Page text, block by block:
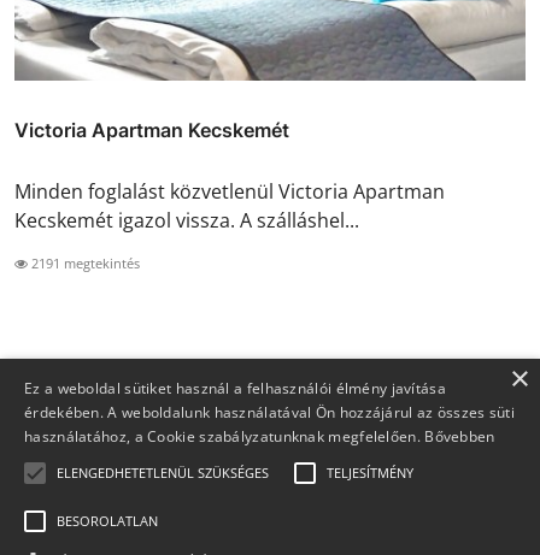
Victoria Apartman Kecskemét
Minden foglalást közvetlenül Victoria Apartman
Kecskemét igazol vissza. A szálláshel...
2191 megtekintés
Copyright 2026 Foglaljma.hu - Minden jog fenntartva.
×
Ez a weboldal sütiket használ a felhasználói élmény javítása
érdekében. A weboldalunk használatával Ön hozzájárul az összes süti
használatához, a Cookie szabályzatunknak megfelelően. Bővebben
ELENGEDHETETLENÜL SZÜKSÉGES TELJESÍTMÉNY
BESOROLATLAN